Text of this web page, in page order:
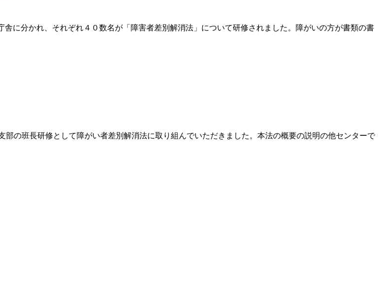
に分かれ、それぞれ４０数名が「障害者差別解消法」について研修されました。障がいの方が書類の書
の班長研修として障がい者差別解消法に取り組んでいただきました。本法の概要の説明の他センターで